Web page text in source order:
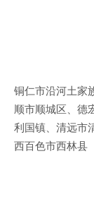
铜仁市沿河土家
顺市顺城区、德
利国镇、清远市
西百色市西林县